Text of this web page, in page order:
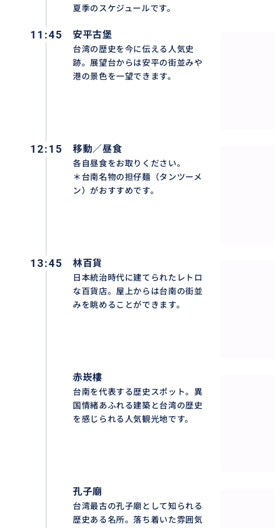
の口から入り、虎の口から出ることで、災いがなくなり福
夏季のスケジュールです。
11:45 安平古堡
台湾の歴史を今に伝える人気史
跡。展望台からは安平の街並みや
港の景色を一望できます。
12:15 移動／昼食
各自昼食をお取りください。
＊台南名物の担仔麺（タンツーメ
ン）がおすすめです。
13:45 林百貨
日本統治時代に建てられたレトロ
な百貨店。屋上からは台南の街並
みを眺めることができます。
赤崁樓
台南を代表する歴史スポット。異
国情緒あふれる建築と台湾の歴史
を感じられる人気観光地です。
孔子廟
台湾最古の孔子廟として知られる
歴史ある名所。落ち着いた雰囲気